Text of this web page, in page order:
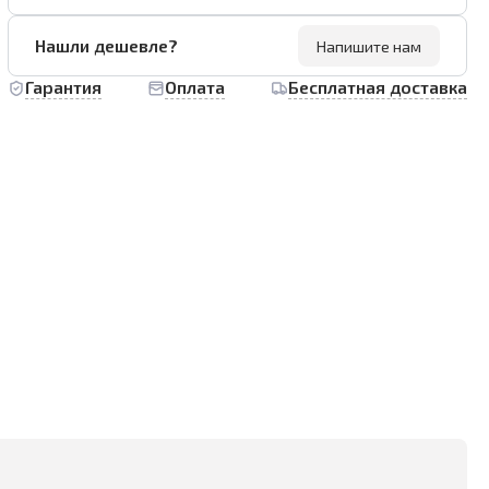
Нашли дешевле? Напишите нам
Гарантия Оплата Бесплатная доставка